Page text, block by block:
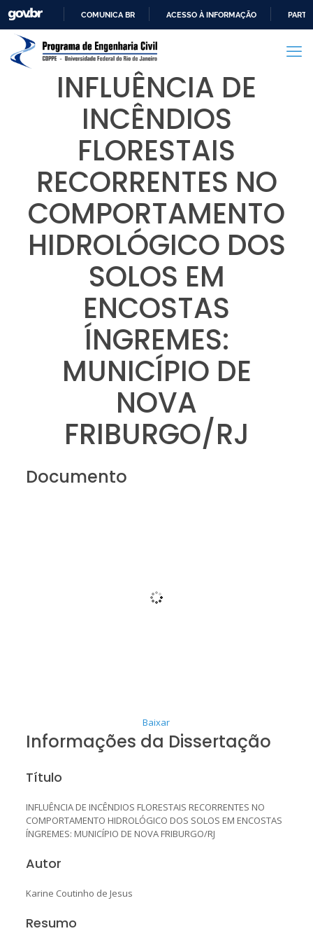
PARA
CONTEÚDO
COMUNICA BR ACESSO À INFORMAÇÃO
INFLUÊNCIA DE
INCÊNDIOS
FLORESTAIS
RECORRENTES NO
COMPORTAMENTO
HIDROLÓGICO DOS
SOLOS EM
ENCOSTAS
ÍNGREMES:
MUNICÍPIO DE
NOVA
FRIBURGO/RJ
Documento
Baixar
Informações da Dissertação
Título
INFLUÊNCIA DE INCÊNDIOS FLORESTAIS RECORRENTES NO
COMPORTAMENTO HIDROLÓGICO DOS SOLOS EM ENCOSTAS
ÍNGREMES: MUNICÍPIO DE NOVA FRIBURGO/RJ
Autor
Karine Coutinho de Jesus
Resumo